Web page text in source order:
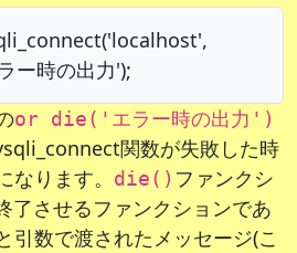
ー時の出力');
or die('エラー時の出力')
関数が失敗した時
ります。
die() ファンクシ
了させるファンクションであ
引数で渡されたメッセージ(こ